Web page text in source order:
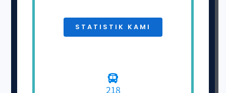
STATISTIK KAMI
218